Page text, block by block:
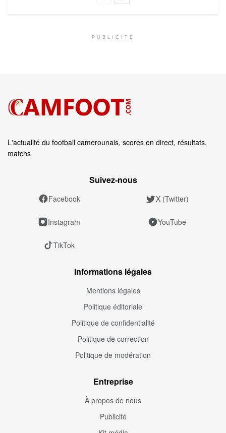
PUBLICITÉ
L'actualité du football camerounais, scores en direct, résultats,
matchs
Suivez‑nous
Facebook X (Twitter)
Instagram YouTube
TikTok
Informations légales
Mentions légales
Politique éditoriale
Politique de confidentialité
Politique de correction
Politique de modération
Entreprise
À propos de nous
Publicité